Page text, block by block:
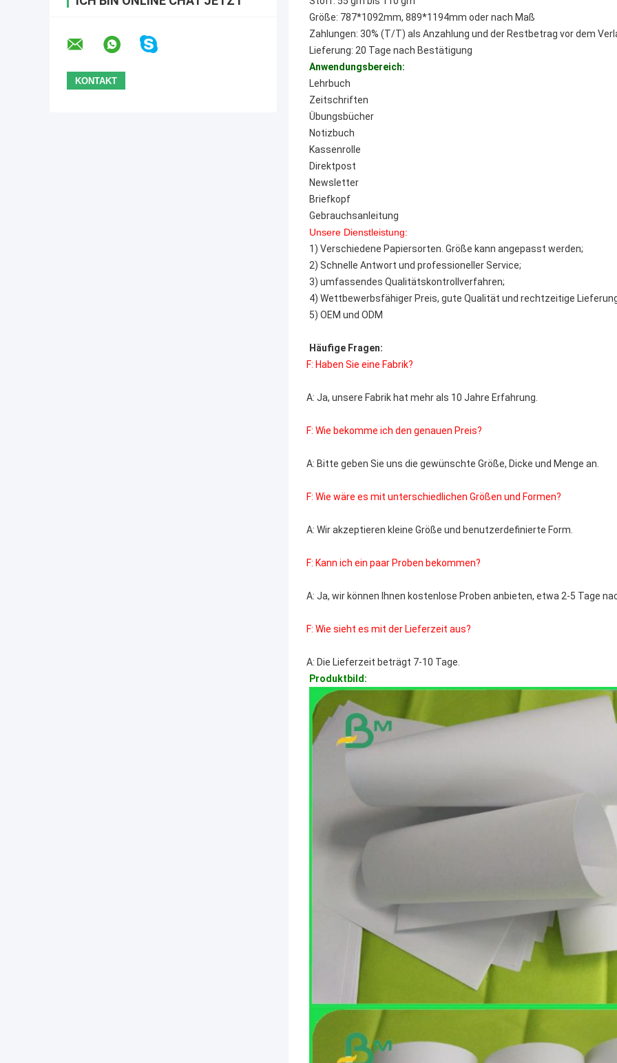
Größe: 787*1092mm, 889*1194mm oder nach Maß
Zahlungen: 30% (T/T) als Anzahlung und der Restbetrag vor dem
Lieferung: 20 Tage nach Bestätigung
Anwendungsbereich:
Lehrbuch
Zeitschriften
Übungsbücher
Notizbuch
Kassenrolle
Direktpost
Newsletter
Briefkopf
Gebrauchsanleitung
Unsere Dienstleistung:
1) Verschiedene Papiersorten. Größe kann angepasst werden;
2) Schnelle Antwort und professioneller Service;
3) umfassendes Qualitätskontrollverfahren;
4) Wettbewerbsfähiger Preis, gute Qualität und rechtzeitige
5) OEM und ODM
Häufige Fragen:
F: Haben Sie eine Fabrik?
A: Ja, unsere Fabrik hat mehr als 10 Jahre Erfahrung.
F: Wie bekomme ich den genauen Preis?
A: Bitte geben Sie uns die gewünschte Größe, Dicke und Menge an.
F: Wie wäre es mit unterschiedlichen Größen und Formen?
A: Wir akzeptieren kleine Größe und benutzerdefinierte Form.
F: Kann ich ein paar Proben bekommen?
A: Ja, wir können Ihnen kostenlose Proben anbieten, etwa 2-5 Tage
F: Wie sieht es mit der Lieferzeit aus?
A: Die Lieferzeit beträgt 7-10 Tage.
Produktbild: